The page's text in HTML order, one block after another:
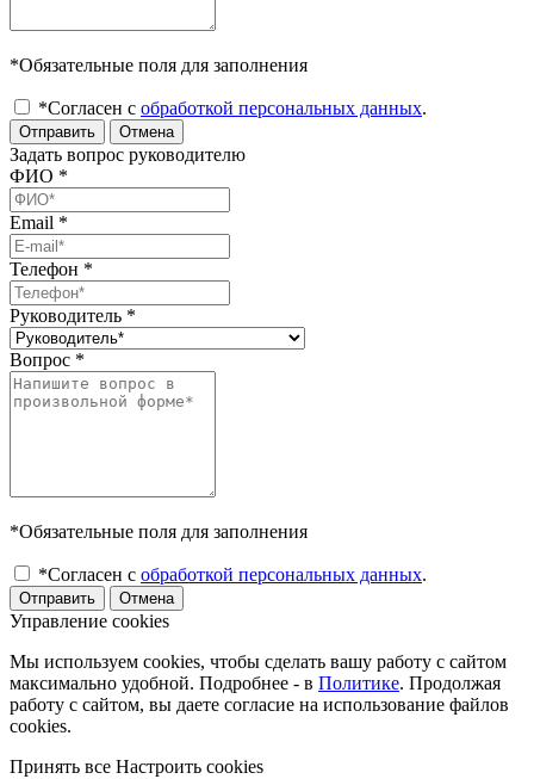
*Обязательные поля для заполнения
*Согласен с обработкой персональных данных.
Отправить Отмена
Задать вопрос руководителю
ФИО *
Email *
Телефон *
Руководитель *
Вопрос *
*Обязательные поля для заполнения
*Согласен с обработкой персональных данных.
Отправить Отмена
Управление cookies
Мы используем cookies, чтобы сделать вашу работу с сайтом
максимально удобной. Подробнее - в Политике. Продолжая
работу с сайтом, вы даете согласие на использование файлов
cookies.
Принять все Настроить cookies